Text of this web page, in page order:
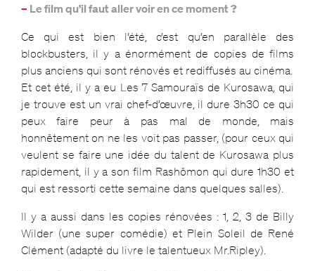
– Le film qu’il faut aller voir en ce moment ?
Ce qui est bien l’été, c’est qu’en parallèle des
blockbusters, il y a énormément de copies de films
plus anciens qui sont rénovés et rediffusés au cinéma.
Et cet été, il y a eu Les 7 Samouraïs de Kurosawa, qui
je trouve est un vrai chef-d’œuvre, il dure 3h30 ce qui
peux faire peur à pas mal de monde, mais
honnêtement on ne les voit pas passer, (pour ceux qui
veulent se faire une idée du talent de Kurosawa plus
rapidement, il y a son film Rashômon qui dure 1h30 et
qui est ressorti cette semaine dans quelques salles).
Il y a aussi dans les copies rénovées : 1, 2, 3 de Billy
Wilder (une super comédie) et Plein Soleil de René
Clément (adapté du livre le talentueux Mr.Ripley).